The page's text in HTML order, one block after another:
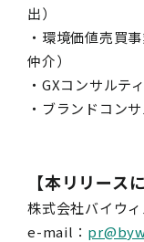
出）
・環境価値売買
仲介）
・GXコンサルテ
・ブランドコン
【本リリース
株式会社バイウ
e-mail：